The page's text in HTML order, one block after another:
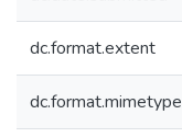
dc.format.extent
dc.format.mimetype